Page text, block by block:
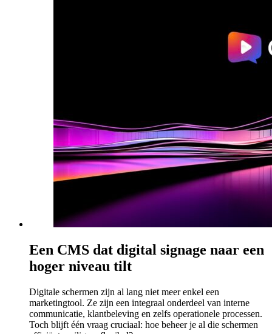
Een CMS dat digital signage naar een
hoger niveau tilt
Digitale schermen zijn al lang niet meer enkel een
marketingtool. Ze zijn een integraal onderdeel van interne
communicatie, klantbeleving en zelfs operationele processen.
Toch blijft één vraag cruciaal: hoe beheer je al die schermen